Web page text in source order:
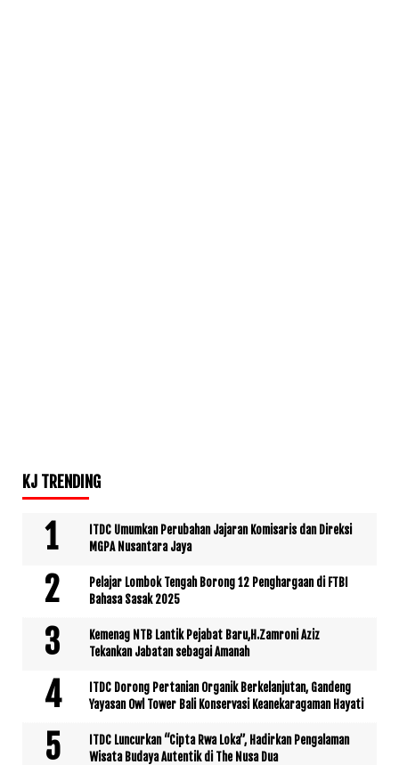
KJ TRENDING
ITDC Umumkan Perubahan Jajaran Komisaris dan Direksi
MGPA Nusantara Jaya
Pelajar Lombok Tengah Borong 12 Penghargaan di FTBI
Bahasa Sasak 2025
Kemenag NTB Lantik Pejabat Baru,H.Zamroni Aziz
Tekankan Jabatan sebagai Amanah
ITDC Dorong Pertanian Organik Berkelanjutan, Gandeng
Yayasan Owl Tower Bali Konservasi Keanekaragaman Hayati
ITDC Luncurkan “Cipta Rwa Loka”, Hadirkan Pengalaman
Wisata Budaya Autentik di The Nusa Dua